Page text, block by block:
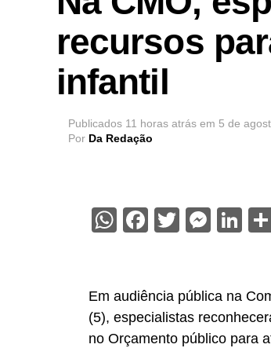
recursos
infantil
Publicados 11 horas atrás em 5 de
Por Da Redação
WhatsApp
Facebook
Twitter
Em audiência pública na
(5), especialistas
no Orçamento público para